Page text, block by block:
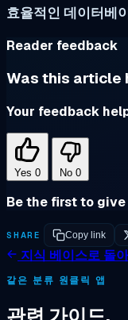
효율적인 데이터베
Reader feedback
Was this article
Your feedback
Yes 0 No 0
Be the first to
SHARE Copy link
지식 베이스로 돌
같은 분류 원클릭 앱